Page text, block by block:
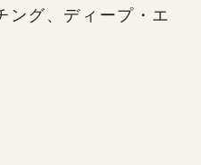
ング、ディープ・エ